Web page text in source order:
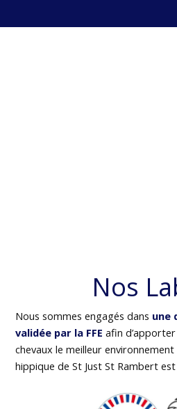
Nos
Nous sommes engagés dans une
validée par la FFE afin
chevaux le meilleur environnement
hippique de St Just St Rambert est